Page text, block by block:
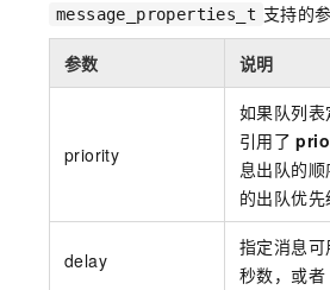
message_properties_t 支持的
参数 说明
priority
如果队列
引用了
息出队的
的出队优先
delay
指定消息
秒数，或者